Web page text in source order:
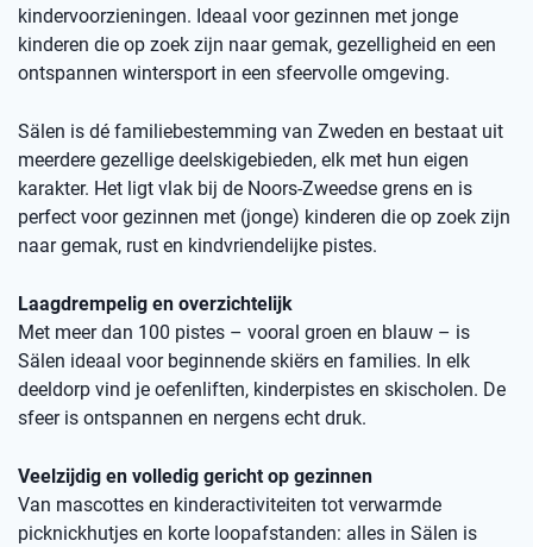
kindervoorzieningen. Ideaal voor gezinnen met jonge
kinderen die op zoek zijn naar gemak, gezelligheid en een
ontspannen wintersport in een sfeervolle omgeving.
Sälen is dé familiebestemming van Zweden en bestaat uit
meerdere gezellige deelskigebieden, elk met hun eigen
karakter. Het ligt vlak bij de Noors-Zweedse grens en is
perfect voor gezinnen met (jonge) kinderen die op zoek zijn
naar gemak, rust en kindvriendelijke pistes.
Laagdrempelig en overzichtelijk
Met meer dan 100 pistes – vooral groen en blauw – is
Sälen ideaal voor beginnende skiërs en families. In elk
deeldorp vind je oefenliften, kinderpistes en skischolen. De
sfeer is ontspannen en nergens echt druk.
Veelzijdig en volledig gericht op gezinnen
Van mascottes en kinderactiviteiten tot verwarmde
picknickhutjes en korte loopafstanden: alles in Sälen is